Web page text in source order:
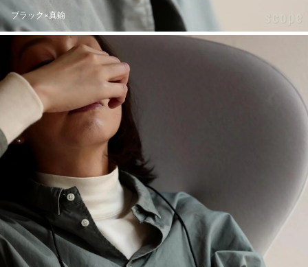
ブラック×真鍮